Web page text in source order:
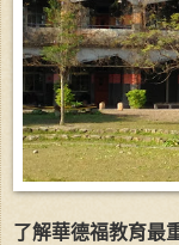
了解華德福教育最